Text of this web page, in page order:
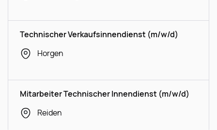
Technischer Verkaufsinnendienst (m/w/d)
Horgen
Mitarbeiter Technischer Innendienst (m/w/d)
Reiden